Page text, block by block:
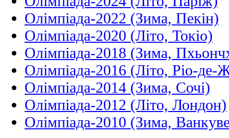
Олімпіада-2022 (Зима, Пекін)
Олімпіада-2020 (Літо, Токіо)
Олімпіада-2018 (Зима,
Олімпіада-2016 (Літо, Ріо-де-
Олімпіада-2014 (Зима, Сочі)
Олімпіада-2012 (Літо, Лондон)
Олімпіада-2010 (Зима,